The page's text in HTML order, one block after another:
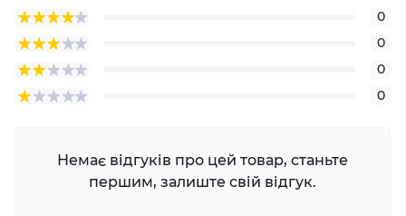
0
0
0
0
Немає відгуків про цей товар, станьте
першим, залиште свій відгук.